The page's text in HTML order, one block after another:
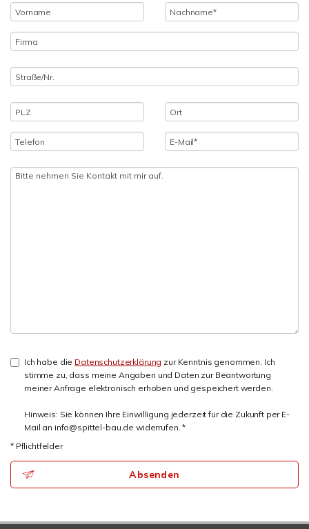
Ich habe die Datenschutzerklärung zur Kenntnis genommen. Ich
stimme zu, dass meine Angaben und Daten zur Beantwortung
meiner Anfrage elektronisch erhoben und gespeichert werden.
Hinweis: Sie können Ihre Einwilligung jederzeit für die Zukunft per E-
Mail an info@spittel-bau.de widerrufen. *
* Pflichtfelder
Absenden